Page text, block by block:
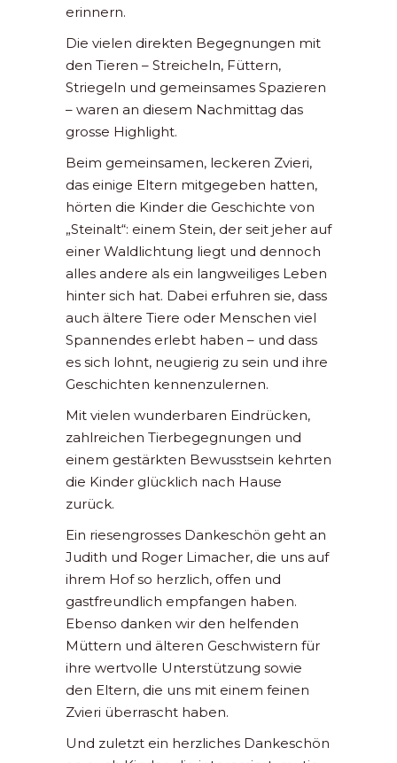
erinnern.
Die vielen direkten Begegnungen mit
den Tieren – Streicheln, Füttern,
Striegeln und gemeinsames Spazieren
– waren an diesem Nachmittag das
grosse Highlight.
Beim gemeinsamen, leckeren Zvieri,
das einige Eltern mitgegeben hatten,
hörten die Kinder die Geschichte von
„Steinalt“: einem Stein, der seit jeher auf
einer Waldlichtung liegt und dennoch
alles andere als ein langweiliges Leben
hinter sich hat. Dabei erfuhren sie, dass
auch ältere Tiere oder Menschen viel
Spannendes erlebt haben – und dass
es sich lohnt, neugierig zu sein und ihre
Geschichten kennenzulernen.
Mit vielen wunderbaren Eindrücken,
zahlreichen Tierbegegnungen und
einem gestärkten Bewusstsein kehrten
die Kinder glücklich nach Hause
zurück.
Ein riesengrosses Dankeschön geht an
Judith und Roger Limacher, die uns auf
ihrem Hof so herzlich, offen und
gastfreundlich empfangen haben.
Ebenso danken wir den helfenden
Müttern und älteren Geschwistern für
ihre wertvolle Unterstützung sowie
den Eltern, die uns mit einem feinen
Zvieri überrascht haben.
Und zuletzt ein herzliches Dankeschön